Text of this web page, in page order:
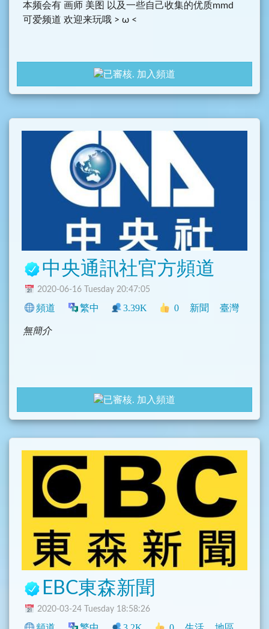
本频会有 画师 美图 以及一些自己收集的优质mmd
可爱频道 欢迎来玩哦 > ω <
加入頻道
中央通訊社官方頻道
2020-06-16 Tuesday 20:47:05
頻道 繁中 3.39K 0 新聞 臺灣
無簡介
加入頻道
EBC東森新聞
2020-03-24 Tuesday 18:58:26